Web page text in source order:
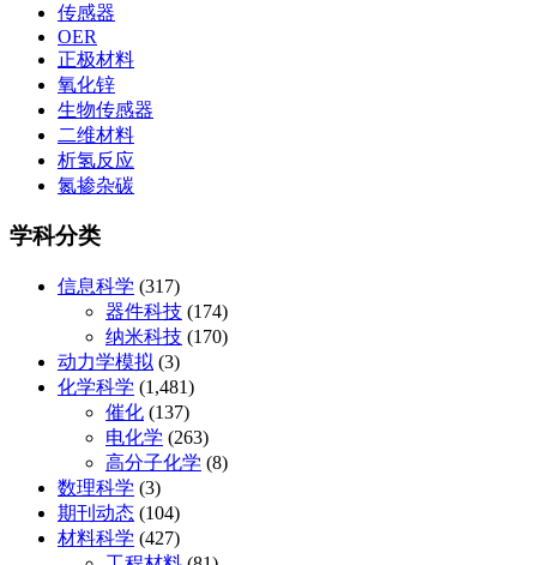
传感器
OER
正极材料
氧化锌
生物传感器
二维材料
析氢反应
氮掺杂碳
学科分类
信息科学 (317)
器件科技 (174)
纳米科技 (170)
动力学模拟 (3)
化学科学 (1,481)
催化 (137)
电化学 (263)
高分子化学 (8)
数理科学 (3)
期刊动态 (104)
材料科学 (427)